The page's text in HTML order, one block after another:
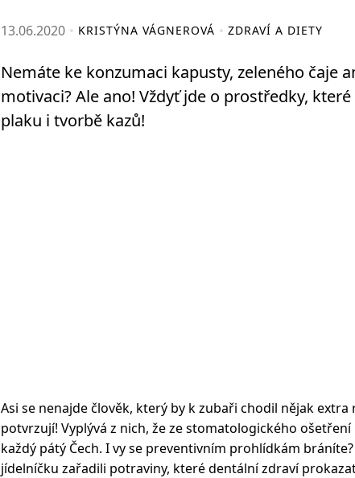
13.06.2020 KRISTÝNA VÁGNEROVÁ ZDRAVÍ A DIETY
Nemáte ke konzumaci kapusty, zeleného čaje
motivaci? Ale ano! Vždyť jde o prostředky,
plaku i tvorbě kazů!
Asi se nenajde člověk, který by k zubaři chodil nějak
potvrzují! Vyplývá z nich, že ze stomatologického
každý pátý Čech. I vy se preventivním prohlídkám
jídelníčku zařadili potraviny, které dentální zdraví